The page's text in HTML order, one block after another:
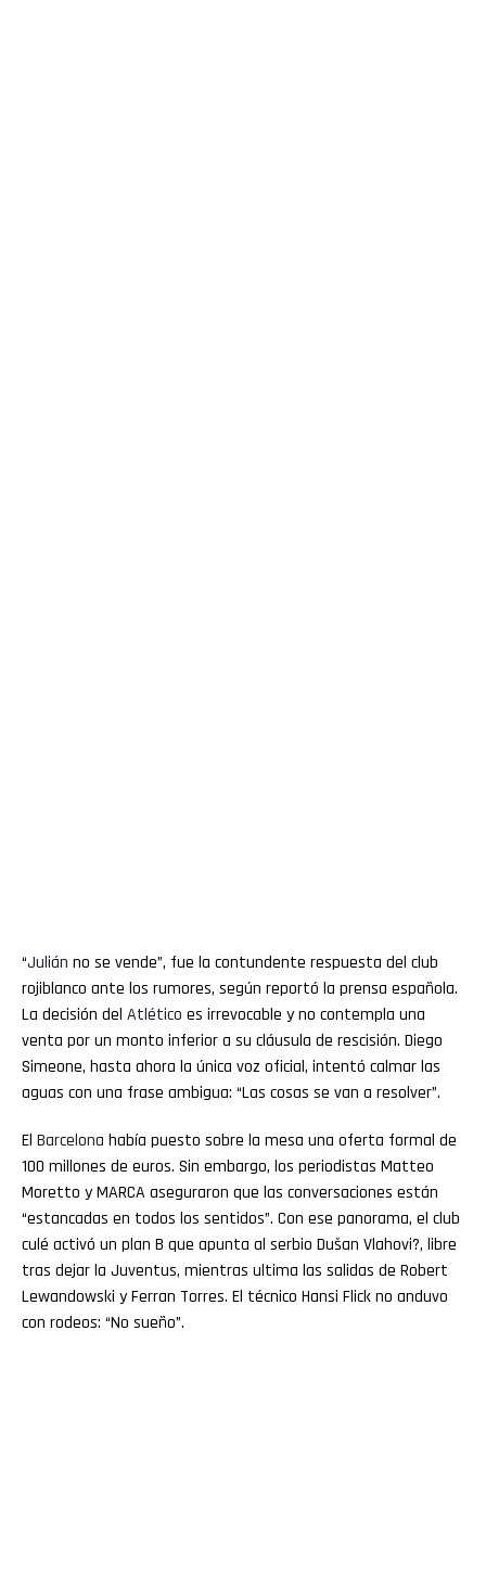
“Julián no se vende”, fue la contundente respuesta del club
rojiblanco ante los rumores, según reportó la prensa española.
La decisión del Atlético es irrevocable y no contempla una
venta por un monto inferior a su cláusula de rescisión. Diego
Simeone, hasta ahora la única voz oficial, intentó calmar las
aguas con una frase ambigua: “Las cosas se van a resolver”.
El Barcelona había puesto sobre la mesa una oferta formal de
100 millones de euros. Sin embargo, los periodistas Matteo
Moretto y MARCA aseguraron que las conversaciones están
“estancadas en todos los sentidos”. Con ese panorama, el club
culé activó un plan B que apunta al serbio Dušan Vlahovi?, libre
tras dejar la Juventus, mientras ultima las salidas de Robert
Lewandowski y Ferran Torres. El técnico Hansi Flick no anduvo
con rodeos: “No sueño”.